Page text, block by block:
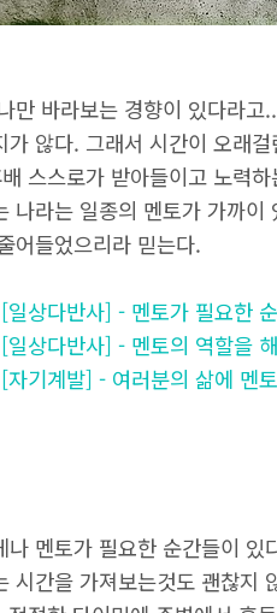
만 바라보는 경향이 있다라
가 않다. 그래서 시간이 오래
스스로가 받아들이고 노력
나라는 일종의 멘토가 가까
어들었으리라 믿는다.
상다반사] - 멘토가 필요한
상다반사] - 멘토의 역할을
기계발] - 여러분의 삶에 멘
나 멘토가 필요한 순간들이
시간을 가져보는것도 괜찮지